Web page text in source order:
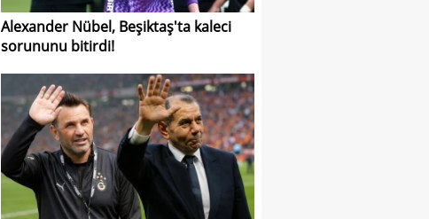
Alexander Nübel, Beşiktaş'ta kaleci
sorununu bitirdi!